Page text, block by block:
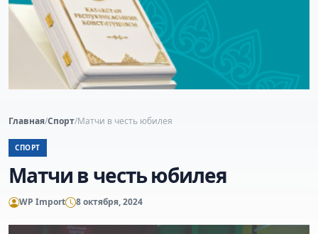
Главная/Спорт/Матчи в честь юбилея
СПОРТ
Матчи в честь юбилея
WP Import 8 октября, 2024